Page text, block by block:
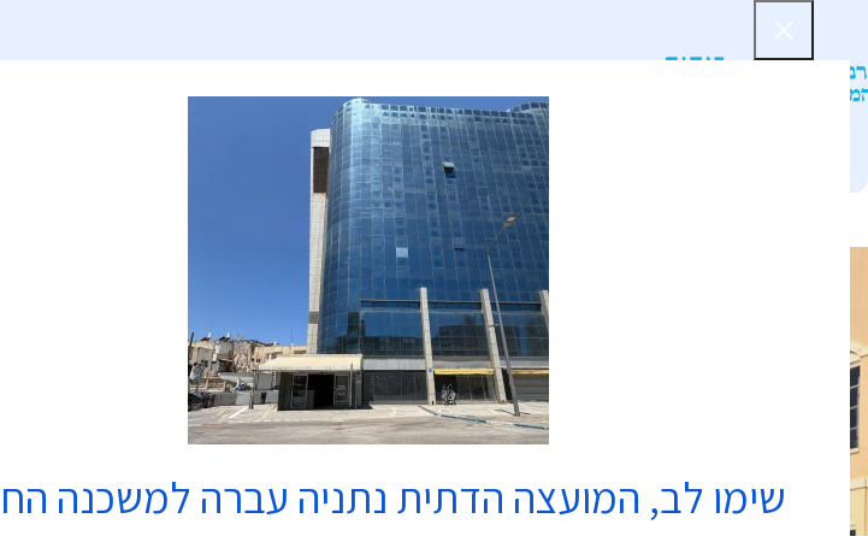
שימו לב, המועצה הדתית נתניה עברה למשכנה
דף הביתאודות המועצה